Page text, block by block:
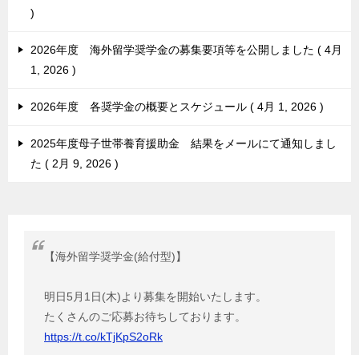
2026年度 海外留学奨学金の募集要項等を公開しました
4月
1, 2026
2026年度 各奨学金の概要とスケジュール 4月 1, 2026
2025年度母子世帯養育援助金 結果をメールにて通知しまし
た
2月 9, 2026
【海外留学奨学金(給付型)】
明日5月1日(木)より募集を開始いたします。
たくさんのご応募お待ちしております。
https://t.co/kTjKpS2oRk